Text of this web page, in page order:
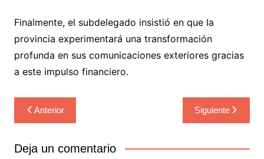
Finalmente, el subdelegado insistió en que la
provincia experimentará una transformación
profunda en sus comunicaciones exteriores gracias
a este impulso financiero.
Navegación
de
entradas
Anterior Siguiente
Deja un comentario